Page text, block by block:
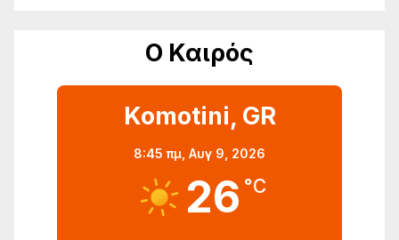
Ο Καιρός
Komotini, GR
8:45 πμ, Αυγ 9, 2026
26 °C